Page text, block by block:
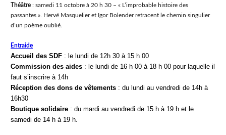
Théâtre : samedi 11 octobre à 20 h 30 – « L’improbable histoire des
passantes ». Hervé Masquelier et Igor Bolender retracent le chemin singulier
d’un poème oublié.
Entraide
Accueil des SDF : le lundi de 12h 30 à 15 h 00
Commission des aides : le lundi de 16 h 00 à 18 h 00 pour laquelle il
faut s’inscrire à 14h
Réception des dons de vêtements : du lundi au vendredi de 14h à
16h30
Boutique solidaire : du mardi au vendredi de 15 h à 19 h et le
samedi de 14 h à 19 h.